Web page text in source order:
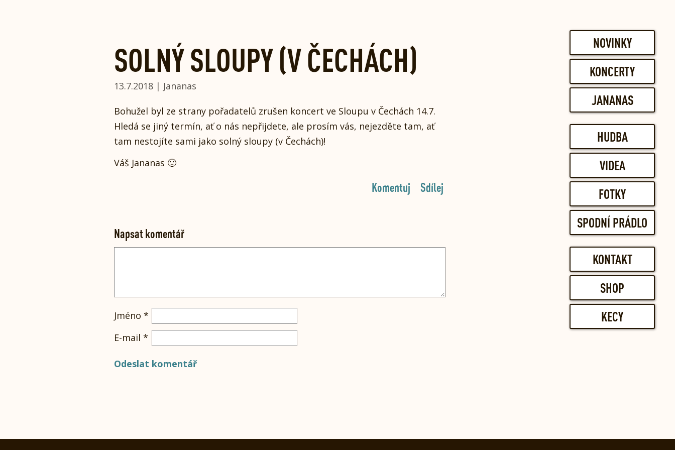
NOVINKY
KONCERTY
JANANAS
HUDBA
VIDEA
FOTKY
SPODNÍ PRÁDLO
KONTAKT
SHOP
KECY
SOLNÝ SLOUPY (V ČECHÁCH)
13.7.2018 | Jananas
Bohužel byl ze strany pořadatelů zrušen koncert ve Sloupu v Čechách 14.7.
Hledá se jiný termín, ať o nás nepřijdete, ale prosím vás, nejezděte tam, ať
tam nestojíte sami jako solný sloupy (v Čechách)!
Váš Jananas 🙁
Sdílej
Komentuj
Napsat komentář
Jméno *
E-mail *